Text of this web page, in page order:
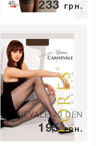
233 грн.
CARNEVALE 20 DEN
195грн.